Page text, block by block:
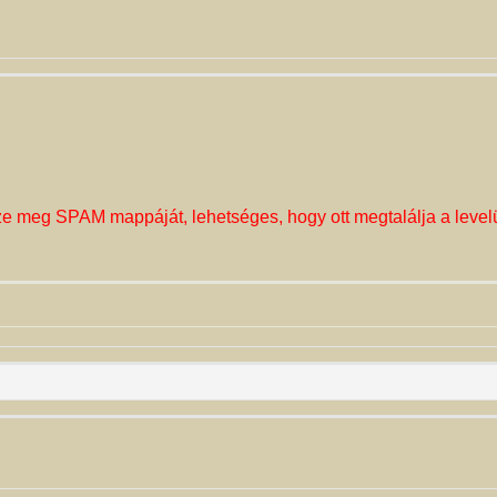
meg SPAM mappáját, lehetséges, hogy ott megtalálja a